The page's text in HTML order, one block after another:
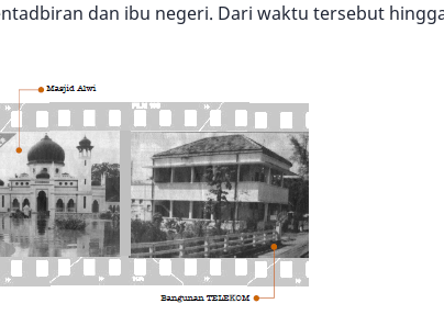
dan ibu negeri. Dari waktu tersebut